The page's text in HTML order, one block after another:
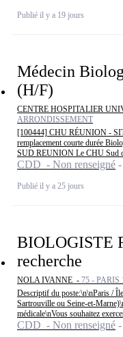
Publié il y a 19 jours
Médecin
(H/F)
CENTRE HOSPITALIER
ARRONDISSEMENT
[100444] CHU RÉUNION -
remplacement courte durée
SUD REUNION Le CHU Sud
CDD - Non renseigné
Publié il y a 25 jours
BIOLOGISTE
recherche
NOLA IVANNE - 75 - PARIS
Descriptif du poste:\n\nParis /
Sartrouville ou Seine-et-
médicale\nVous souhaitez
CDD - Non renseigné